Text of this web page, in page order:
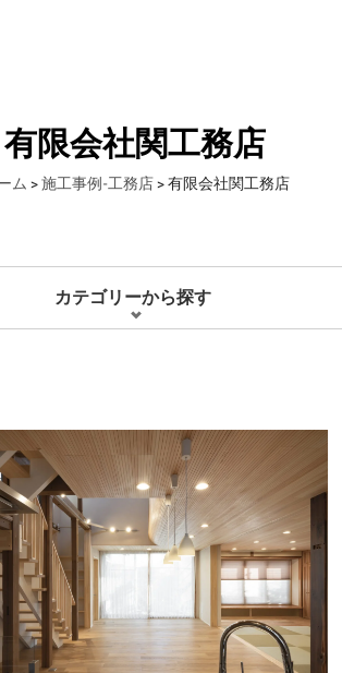
有限会社関工務店
ム >施工事例-工務店>有限会社関工務店
カテゴリーから探す